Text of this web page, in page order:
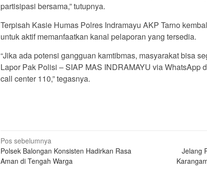
partisipasi bersama,” tutupnya.
Terpisah Kasie Humas Polres Indramayu AKP Tarno
untuk aktif memanfaatkan kanal pelaporan yang tersedia.
“Jika ada potensi gangguan kamtibmas, masyarakat bisa
Lapor Pak Polisi – SIAP MAS INDRAMAYU via WhatsApp
call center 110,” tegasnya.
Navigasi
pos
Pos sebelumnya
Polsek Balongan Konsisten Hadirkan Rasa
Aman di Tengah Warga
Jelang